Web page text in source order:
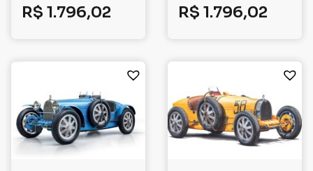
R$ 1.796,02 R$ 1.796,02